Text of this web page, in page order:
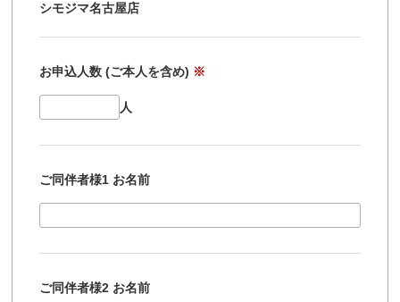
シモジマ名古屋店
お申込人数 (ご本人を含め) ※
人
ご同伴者様1 お名前
ご同伴者様2 お名前